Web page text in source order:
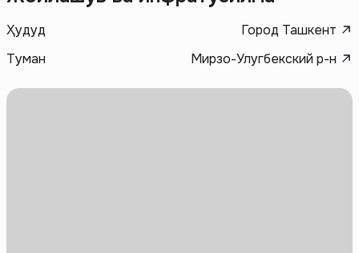
Ҳудуд
Город Ташкент
Туман
Мирзо-Улугбекский р-н